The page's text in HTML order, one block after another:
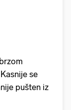
se
pušten iz